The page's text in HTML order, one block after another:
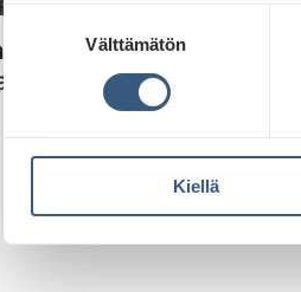
S
u
o
k
Välttämätön
Kiellä
ylivoimaisesti